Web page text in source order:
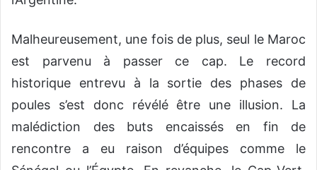
​Malheureusement, une fois de plus, seul le Maroc
est parvenu à passer ce cap. Le record
historique entrevu à la sortie des phases de
poules s’est donc révélé être une illusion. La
malédiction des buts encaissés en fin de
rencontre a eu raison d’équipes comme le